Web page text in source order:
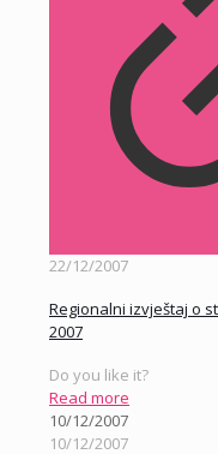
22/12/2007
Regionalni izvještaj o
2007
Do you like it?
Read more
10/12/2007
10/12/2007